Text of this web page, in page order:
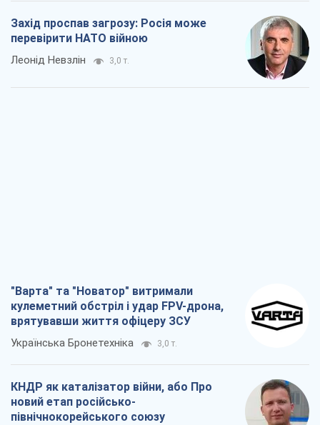
Захід проспав загрозу: Росія може
перевірити НАТО війною
Леонід Невзлін 3,0 т.
"Варта" та "Новатор" витримали
кулеметний обстріл і удар FPV-дрона,
врятувавши життя офіцеру ЗСУ
Українська Бронетехніка 3,0 т.
КНДР як каталізатор війни, або Про
новий етап російсько-
північнокорейського союзу